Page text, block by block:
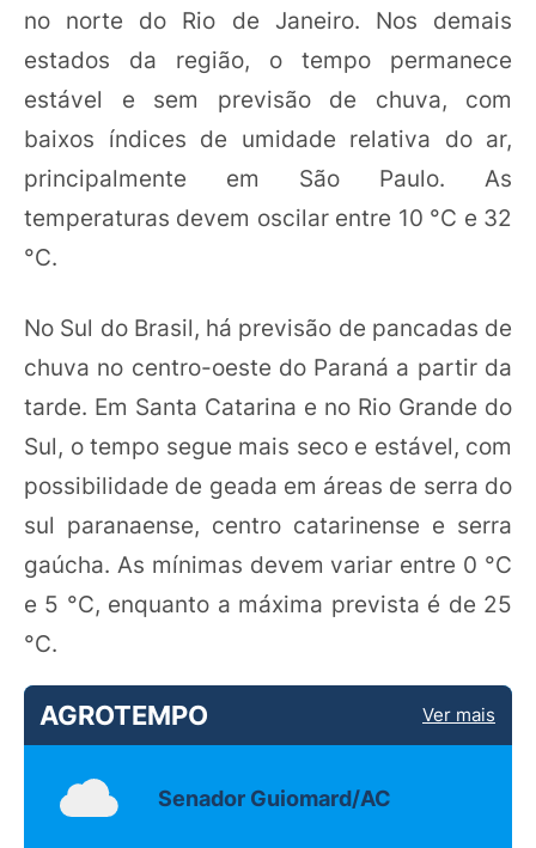
no norte do Rio de Janeiro. Nos demais
estados da região, o tempo permanece
estável e sem previsão de chuva, com
baixos índices de umidade relativa do ar,
principalmente em São Paulo. As
temperaturas devem oscilar entre 10 °C e 32
°C.
No Sul do Brasil, há previsão de pancadas de
chuva no centro-oeste do Paraná a partir da
tarde. Em Santa Catarina e no Rio Grande do
Sul, o tempo segue mais seco e estável, com
possibilidade de geada em áreas de serra do
sul paranaense, centro catarinense e serra
gaúcha. As mínimas devem variar entre 0 °C
e 5 °C, enquanto a máxima prevista é de 25
°C.
AGROTEMPO Ver mais
Senador Guiomard/AC